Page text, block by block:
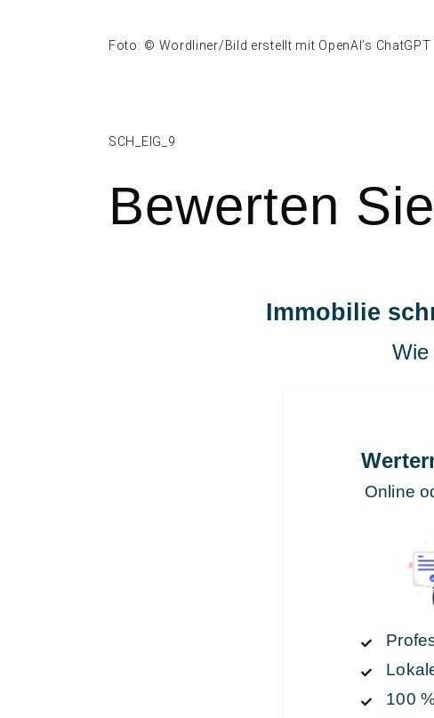
Foto: © Wordliner/Bild erstellt mit OpenAI’s ChatGPT
SCH_EIG_9
Bewerten